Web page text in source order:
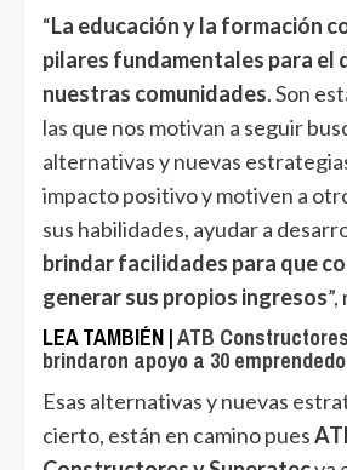
“La educación y la formación
pilares fundamentales para el
nuestras comunidades. Son
las que nos motivan a seguir
alternativas y nuevas
impacto positivo y motiven a
sus habilidades, ayudar a
brindar facilidades para que
generar sus propios ingresos
LEA TAMBIÉN |ATB
brindaron apoyo a 30
Esas alternativas y nuevas
cierto, están en camino pues